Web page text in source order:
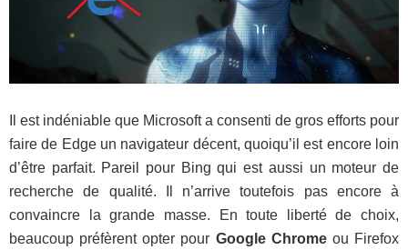
Il est indéniable que Microsoft a consenti de gros efforts pour
faire de Edge un navigateur décent, quoiqu’il est encore loin
d’être parfait. Pareil pour Bing qui est aussi un moteur de
recherche de qualité. Il n’arrive toutefois pas encore à
convaincre la grande masse. En toute liberté de choix,
beaucoup préfèrent opter pour Google Chromeou Firefox